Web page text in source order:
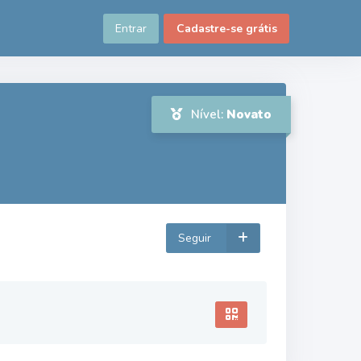
Entrar Cadastre-se grátis
Nível: Novato
Seguir